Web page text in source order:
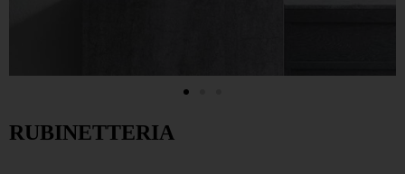
RUBINETTERIA